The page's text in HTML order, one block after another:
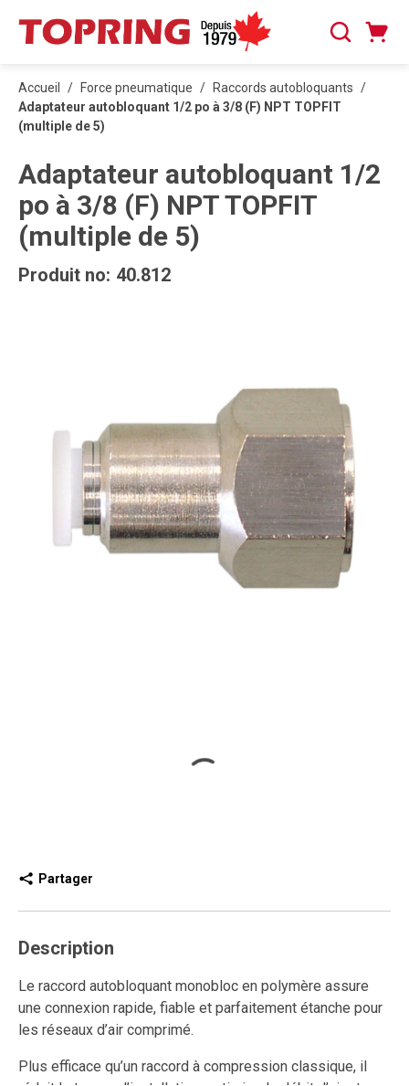
PASSER AU CONTENU PRINCIPAL
Recherche
Accueil / Force pneumatique / Raccords autobloquants /
Adaptateur autobloquant 1/2 po à 3/8 (F) NPT TOPFIT
(multiple de 5)
Adaptateur autobloquant 1/2
po à 3/8 (F) NPT TOPFIT
(multiple de 5)
Produit no: 40.812
Partager
Description
Le raccord autobloquant monobloc en polymère assure
une connexion rapide, fiable et parfaitement étanche pour
les réseaux d’air comprimé.
Plus efficace qu’un raccord à compression classique, il